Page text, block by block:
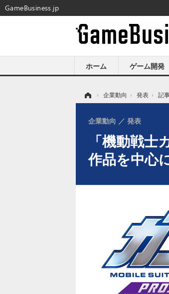
ホーム ゲーム開発
› 企業動向 › 発表 › 記
「機動戦
作品を中心
企業動向 発表
GameBusiness.jp